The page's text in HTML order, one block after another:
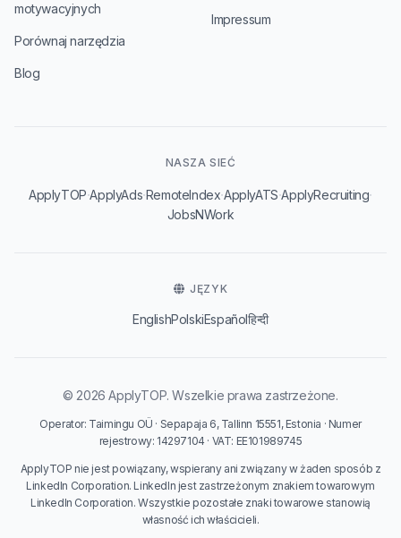
motywacyjnych
Porównaj narzędzia
Blog
Impressum
NASZA SIEĆ
ApplyTOP·ApplyAds·RemoteIndex·ApplyATS·ApplyRecruiting·
JobsNWork
JĘZYK
EnglishPolskiEspañolहिन्दी
© 2026 ApplyTOP. Wszelkie prawa zastrzeżone.
Operator: Taimingu OÜ · Sepapaja 6, Tallinn 15551, Estonia · Numer
rejestrowy: 14297104 · VAT: EE101989745
ApplyTOP nie jest powiązany, wspierany ani związany w żaden sposób z
LinkedIn Corporation. LinkedIn jest zastrzeżonym znakiem towarowym
LinkedIn Corporation. Wszystkie pozostałe znaki towarowe stanowią
własność ich właścicieli.